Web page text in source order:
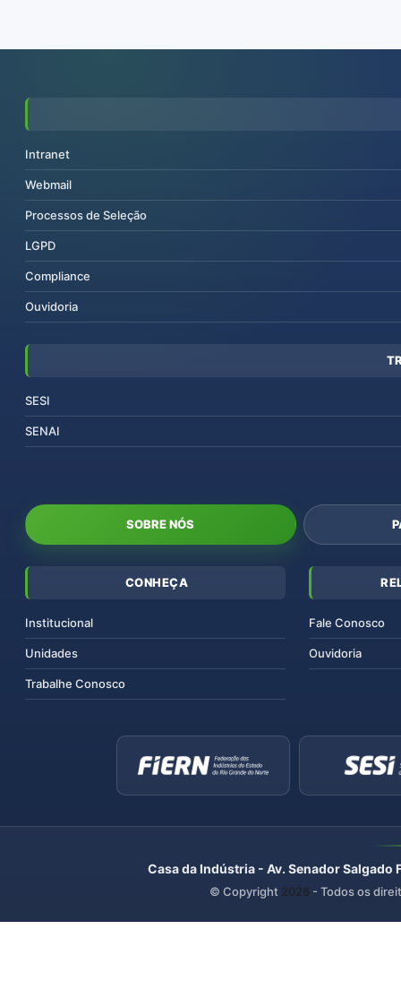
Intranet
Webmail
Processos de Seleção
LGPD
Compliance
Ouvidoria
SESI
SENAI
SOBRE NÓS
CONHEÇA
Institucional
Unidades
Trabalhe Conosco
Fale Conosco
Ouvidoria
Casa da Indústria - Av. Senador
© Copyright 2026 - Todos os